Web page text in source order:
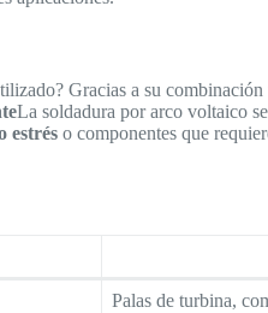
Gracias a su
La soldadura por arco voltaico
estrés o componentes que
Palas de turbina,